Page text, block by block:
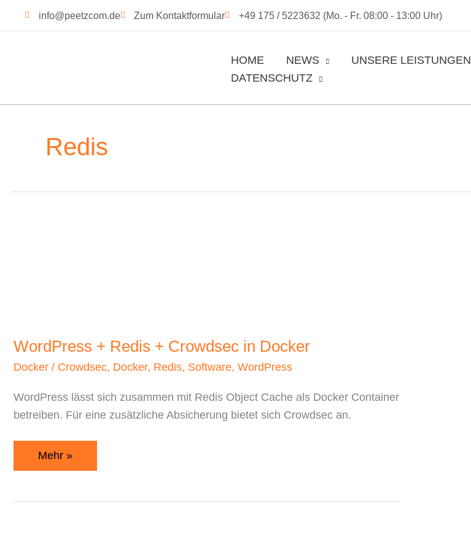
info@peetzcom.de Zum Kontaktformular +49 175 / 5223632 (Mo. - Fr. 08:00 - 13:00 Uhr)
HOME NEWS UNSERE LEISTUNGEN
DATENSCHUTZ
Redis
WordPress + Redis + Crowdsec in Docker
Docker / Crowdsec, Docker, Redis, Software, WordPress
WordPress lässt sich zusammen mit Redis Object Cache als Docker Container
betreiben. Für eine zusätzliche Absicherung bietet sich Crowdsec an.
Mehr »